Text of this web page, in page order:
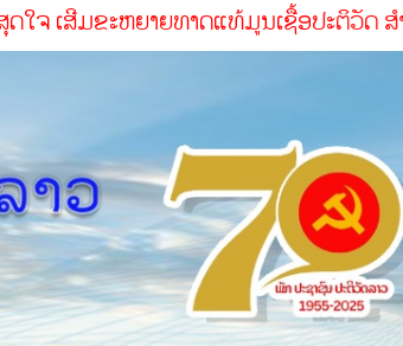
ະຫຍາຍທາດແທ້ມູນເຊື້ອປະຕິວັດ ສໍາເລັດທຸກ